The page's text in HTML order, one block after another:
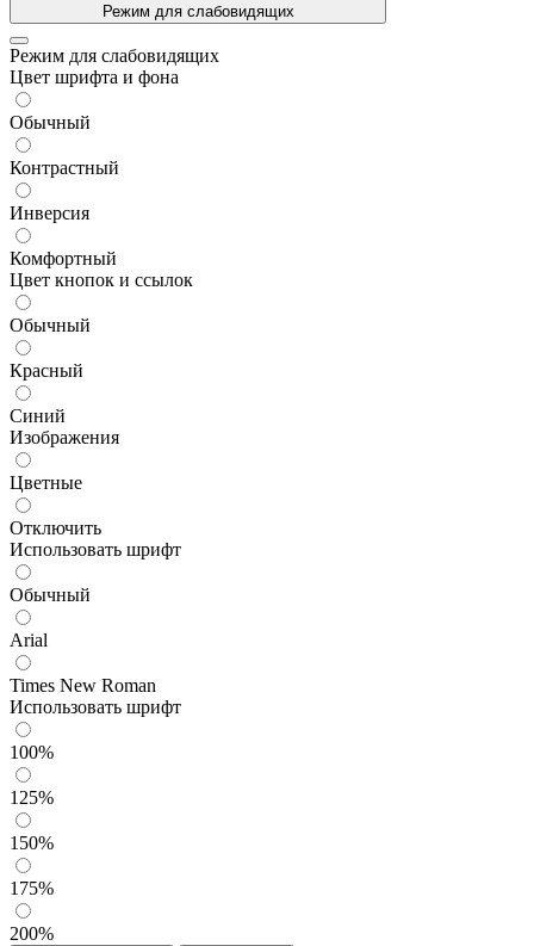
Режим для слабовидящих
Режим для слабовидящих
Цвет шрифта и фона
Обычный
Контрастный
Инверсия
Комфортный
Цвет кнопок и ссылок
Обычный
Красный
Синий
Изображения
Цветные
Отключить
Использовать шрифт
Обычный
Arial
Times New Roman
Использовать шрифт
100%
125%
150%
175%
200%